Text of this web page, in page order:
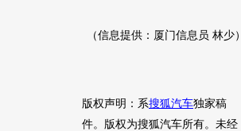
（信息提供：厦门信息员 林少）
版权声明：系搜狐汽车独家稿
件。版权为搜狐汽车所有。未经